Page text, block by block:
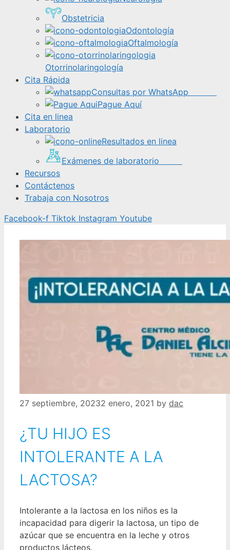
Obstetricia
Odontología
Oftalmología
Otorrinolaringología
Cita Rápida
Consultas por WhatsApp
Pague Aquí
Cita en linea
Laboratorio
Resultados en linea
Exámenes de laboratorio
Recursos
Contáctenos
Trabaja con Nosotros
Facebook-f Tiktok Instagram Youtube
27 septiembre, 20232 enero, 2021 by dac
¿TU HIJO ES
INTOLERANTE A LA
LACTOSA?
Intolerante a la lactosa en los niños es la
incapacidad para digerir la lactosa, un tipo de
azúcar que se encuentra en la leche y otros
productos lácteos.